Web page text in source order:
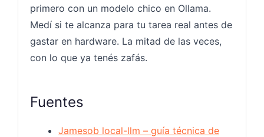
primero con un modelo chico en Ollama.
Medí si te alcanza para tu tarea real antes de
gastar en hardware. La mitad de las veces,
con lo que ya tenés zafás.
Fuentes
Jamesob local-llm – guía técnica de